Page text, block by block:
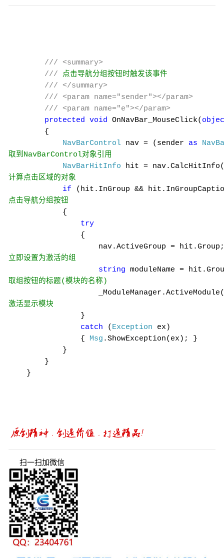
///
<summary>
/// 点击导航分组按钮时触发该事件
///
</summary>
///
<param name="sender"></param>
///
<param name="e"></param>
protected
void OnNavBar_MouseClick(
{
NavBarControl nav = (sender as
取到 NavBarControl对象引用
NavBarHitInfo hit =
计算点击区域的对象
if (hit.InGroup &&
点击导航分组按钮
{
try
{
nav.ActiveGroup =
立即设置为激活的组
string moduleName =
取组按钮的标题(模块的名称 )
激活显示模块
}
catch ( Exception ex)
{ Msg .ShowException(ex); }
}
}
}
扫一扫加微信